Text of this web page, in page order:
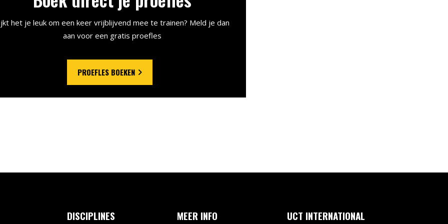
het je leuk om een keer vrijblijvend mee te trainen? Meld je dan
aan voor een gratis proefles
PROEFLES BOEKEN
DISCIPLINES MEER INFO UCT INTERNATIONAL